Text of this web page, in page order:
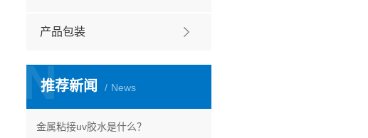
产品包装
推荐新闻 News
N
金属粘接uv胶水是什么？